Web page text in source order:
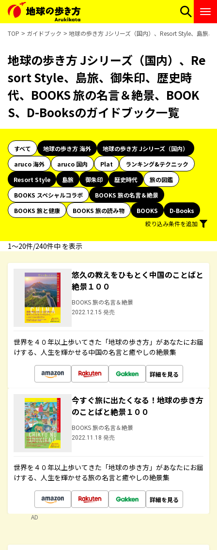
TOP ガイドブック 地球の歩き方 Jシリーズ（国内）、Resort Style、島旅
地球の歩き方 Jシリーズ（国内）、Re
sort Style、島旅、御朱印、歴史時
代、BOOKS 旅の名言＆絶景、BOOK
S、D-Booksのガイドブック一覧
すべて 地球の歩き方 海外
地球の歩き方 Jシリーズ（国内）
aruco 海外
aruco 国内 Plat
ランキング&テクニック
Resort Style
島旅 御朱印 歴史時代
旅の図鑑
BOOKS スペシャルコラボ
BOOKS 旅の名言＆絶景
BOOKS 旅と健康
BOOKS 旅の読み物 BOOKS
D-Books
絞り込み条件を追加
1〜20件/240件中 を表示
悠久の教えをひもとく中国のことばと
絶景１００
BOOKS 旅の名言＆絶景
2022.12.15 発売
世界を４０年以上歩いてきた「地球の歩き方」があなたにお届
けする、人生を輝かせる中国の名言と癒やしの絶景集
詳細を見る
今すぐ旅に出たくなる！地球の歩き方
のことばと絶景１００
BOOKS 旅の名言＆絶景
2022.11.18 発売
世界を４０年以上歩いてきた「地球の歩き方」があなたにお届
けする、人生を輝かせる旅の名言と癒やしの絶景集
詳細を見る
AD